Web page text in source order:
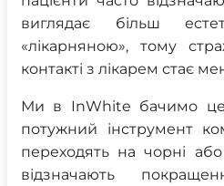
виглядає більш
«лікарняною», тому
контакті з лікарем стає
Ми в InWhite бачимо
потужний інструмент
переходять на чорні
відзначають